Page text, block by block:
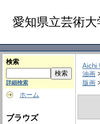
愛知県立芸術大
検索
詳細検索
ホーム
ブラウズ
Aichi
油画
版画